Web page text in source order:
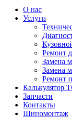
О нас
Услуги
Ремонт
Замена
Замена
Ремонт
Калькулятор
Запчасти
Контакты
Шиномонтаж